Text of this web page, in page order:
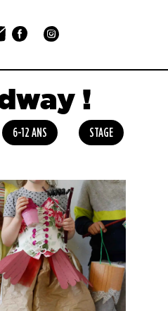
!
6-12 ANS STAGE